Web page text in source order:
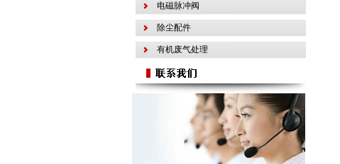
电磁脉冲阀
除尘配件
有机废气处理